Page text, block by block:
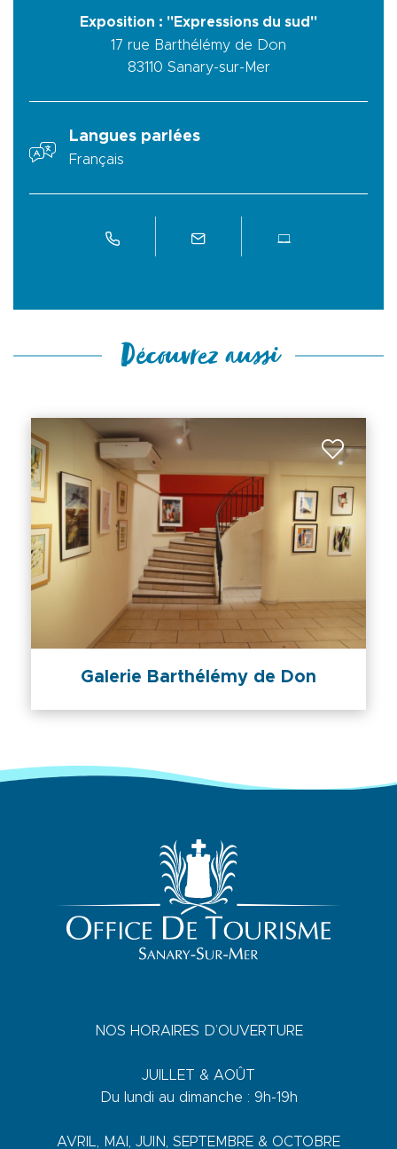
Exposition : "Expressions du sud"
17 rue Barthélémy de Don
83110 Sanary-sur-Mer
Langues parlées
Français
Découvrez aussi
Galerie Barthélémy de Don
NOS HORAIRES D’OUVERTURE
JUILLET & AOÛT
Du lundi au dimanche : 9h-19h
AVRIL, MAI, JUIN, SEPTEMBRE & OCTOBRE